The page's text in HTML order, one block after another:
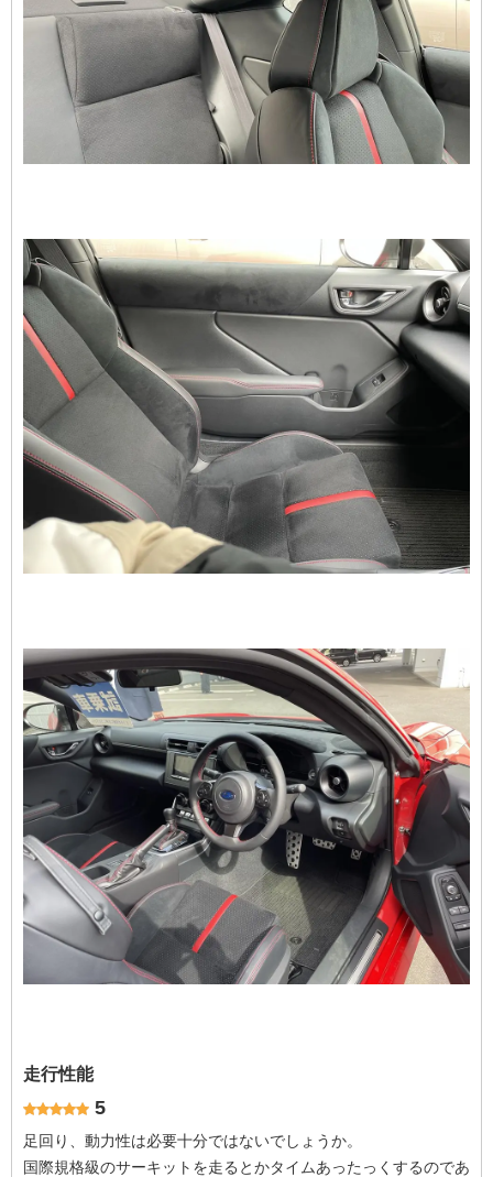
走行性能
5
足回り、動力性は必要十分ではないでしょうか。
国際規格級のサーキットを走るとかタイムあったっくするのであ